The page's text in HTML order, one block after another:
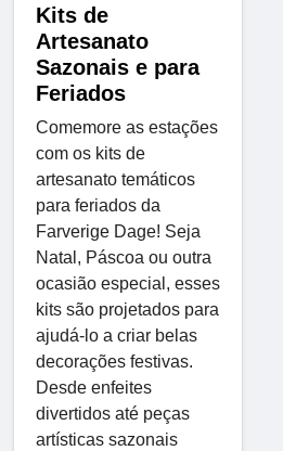
Kits de
Artesanato
Sazonais e para
Feriados
Comemore as estações
com os kits de
artesanato temáticos
para feriados da
Farverige Dage! Seja
Natal, Páscoa ou outra
ocasião especial, esses
kits são projetados para
ajudá-lo a criar belas
decorações festivas.
Desde enfeites
divertidos até peças
artísticas sazonais